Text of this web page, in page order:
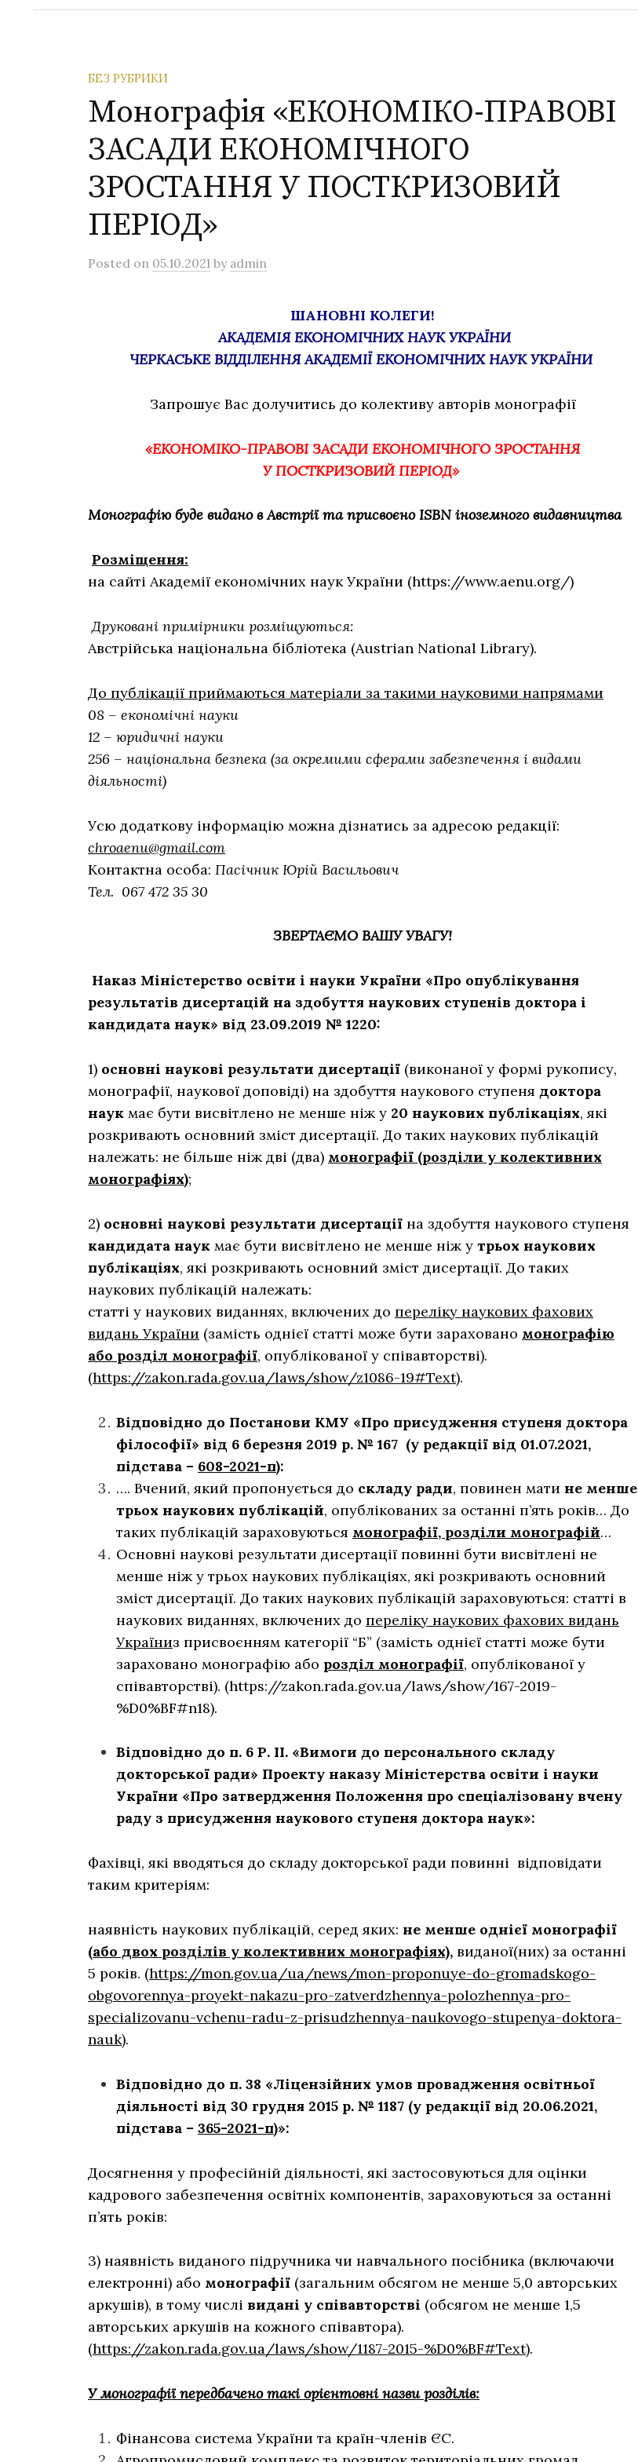
БЕЗ РУБРИКИ
Монографія «ЕКОНОМІКО-ПРАВОВІ
ЗАСАДИ ЕКОНОМІЧНОГО
ЗРОСТАННЯ У ПОСТКРИЗОВИЙ
ПЕРІОД»
Posted on 05.10.2021 by admin
ШАНОВНІ КОЛЕГИ!
АКАДЕМІЯ ЕКОНОМІЧНИХ НАУК УКРАЇНИ
ЧЕРКАСЬКЕ ВІДДІЛЕННЯ АКАДЕМІЇ ЕКОНОМІЧНИХ НАУК УКРАЇНИ
Запрошує Вас долучитись до колективу авторів монографії
«ЕКОНОМІКО-ПРАВОВІ ЗАСАДИ ЕКОНОМІЧНОГО ЗРОСТАННЯ
У ПОСТКРИЗОВИЙ ПЕРІОД»
Монографію буде видано в Австрії та присвоєно ISBN іноземного видавництва
Розміщення:
на сайті Академії економічних наук України (https://www.aenu.org/)
Друковані примірники розміщуються:
Австрійська національна бібліотека (Austrian National Library).
До публікації приймаються матеріали за такими науковими напрямами
08 – економічні науки
12 – юридичні науки
256 – національна безпека (за окремими сферами забезпечення і видами
діяльності)
Усю додаткову інформацію можна дізнатись за адресою редакції:
chroaenu@gmail.com
Контактна особа: Пасічник Юрій Васильович
Тел. 067 472 35 30
ЗВЕРТАЄМО ВАШУ УВАГУ!
Наказ Міністерство освіти і науки України «Про опублікування
результатів дисертацій на здобуття наукових ступенів доктора і
кандидата наук» від 23.09.2019 № 1220:
1) основні наукові результати дисертації (виконаної у формі рукопису,
монографії, наукової доповіді) на здобуття наукового ступеня доктора
наук має бути висвітлено не менше ніж у 20 наукових публікаціях, які
розкривають основний зміст дисертації. До таких наукових публікацій
належать: не більше ніж дві (два) монографії (розділи у колективних
монографіях);
2) основні наукові результати дисертації на здобуття наукового ступеня
кандидата наук має бути висвітлено не менше ніж у трьох наукових
публікаціях, які розкривають основний зміст дисертації. До таких
наукових публікацій належать:
статті у наукових виданнях, включених до переліку наукових фахових
видань України (замість однієї статті може бути зараховано монографію
або розділ монографії, опублікованої у співавторстві).
(https://zakon.rada.gov.ua/laws/show/z1086-19#Text).
Відповідно до Постанови КМУ «Про присудження ступеня доктора
філософії» від 6 березня 2019 р. № 167 (у редакції від 01.07.2021,
підстава – 608-2021-п):
…. Вчений, який пропонується до складу ради, повинен мати не менше
трьох наукових публікацій, опублікованих за останні п’ять років… До
таких публікацій зараховуються монографії, розділи монографій…
Основні наукові результати дисертації повинні бути висвітлені не
менше ніж у трьох наукових публікаціях, які розкривають основний
зміст дисертації. До таких наукових публікацій зараховуються: статті в
наукових виданнях, включених до переліку наукових фахових видань
Україниз присвоєнням категорії “Б” (замість однієї статті може бути
зараховано монографію або розділ монографії, опублікованої у
співавторстві). (https://zakon.rada.gov.ua/laws/show/167-2019-
%D0%BF#n18).
Відповідно до п. 6 Р. ІІ. «Вимоги до персонального складу
докторської ради» Проекту наказу Міністерства освіти і науки
України «Про затвердження Положення про спеціалізовану вчену
раду з присудження наукового ступеня доктора наук»:
Фахівці, які вводяться до складу докторської ради повинні відповідати
таким критеріям:
наявність наукових публікацій, серед яких: не менше однієї монографії
(або двох розділів у колективних монографіях), виданої(них) за останні
5 років. (https://mon.gov.ua/ua/news/mon-proponuye-do-gromadskogo-
obgovorennya-proyekt-nakazu-pro-zatverdzhennya-polozhennya-pro-
specializovanu-vchenu-radu-z-prisudzhennya-naukovogo-stupenya-doktora-
nauk).
Відповідно до п. 38 «Ліцензійних умов провадження освітньої
діяльності від 30 грудня 2015 р. № 1187 (у редакції від 20.06.2021,
підстава – 365-2021-п)»:
Досягнення у професійній діяльності, які застосовуються для оцінки
кадрового забезпечення освітніх компонентів, зараховуються за останні
п’ять років:
3) наявність виданого підручника чи навчального посібника (включаючи
електронні) або монографії (загальним обсягом не менше 5,0 авторських
аркушів), в тому числі видані у співавторстві (обсягом не менше 1,5
авторських аркушів на кожного співавтора).
(https://zakon.rada.gov.ua/laws/show/1187-2015-%D0%BF#Text).
У монографії передбачено такі орієнтовні назви розділів:
Фінансова система України та країн-членів ЄС.